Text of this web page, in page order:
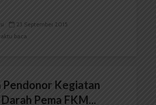
23 September 2015
baca
Pendonor Kegiatan
Pema FKM...